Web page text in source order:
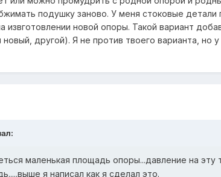
подушку заново. У меня стоковые детали
извготовлении новой опоры. Такой вариант
другой). Я не против твоего варианта, но
маленькая площадь опоры...давление на эту
я написал как я сделал это.